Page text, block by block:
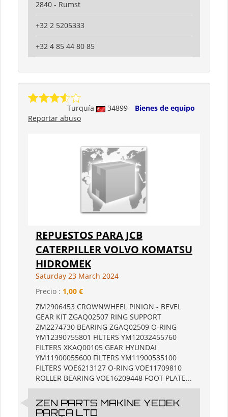
2840 - Rumst
+32 2 5205333
+32 4 85 44 80 85
Turquía 34899
Bienes de equipo
Reportar abuso
REPUESTOS PARA JCB
CATERPILLER VOLVO KOMATSU
HIDROMEK
Saturday 23 March 2024
Precio : 1,00 €
ZM2906453 CROWNWHEEL PINION - BEVEL
GEAR KIT ZGAQ02507 RING SUPPORT
ZM2274730 BEARING ZGAQ02509 O-RING
YM12390755801 FILTERS YM12032455760
FILTERS XKAQ00105 GEAR HYUNDAI
YM11900055600 FILTERS YM11900535100
FILTERS VOE6213127 O-RING VOE11709810
ROLLER BEARING VOE16209448 FOOT PLATE...
ZEN PARTS MAKİNE YEDEK
PARÇA LTD